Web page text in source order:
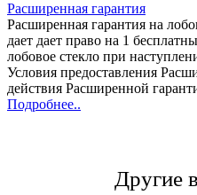
Расширенная гарантия
Расширенная гарантия на
дает дает право на 1
лобовое стекло при
Условия предоставления
действия Расширенной
Подробнее..
Другие